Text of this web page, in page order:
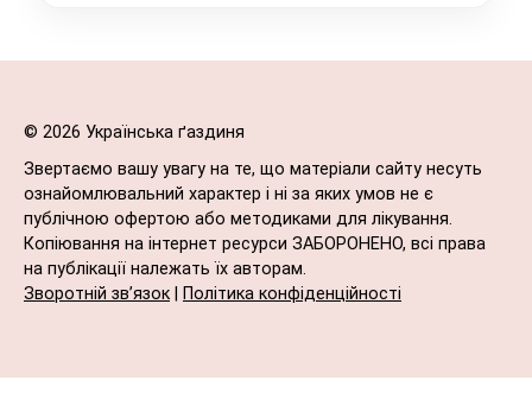
© 2026 Українська ґаздиня
Звертаємо вашу увагу на те, що матеріали сайту несуть
ознайомлювальний характер і ні за яких умов не є
публічною офертою або методиками для лікування.
Копіювання на інтернет ресурси ЗАБОРОНЕНО, всі права
на публікації належать їх авторам.
Зворотній зв’язок
Політика конфіденційності